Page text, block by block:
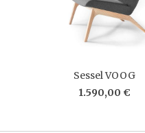
Sessel VOOG
1.590,00 €